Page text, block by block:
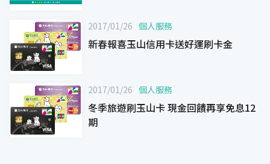
2017/01/26 個人服務
新春報喜玉山信用卡送好運刷卡金
2017/01/26 個人服務
冬季旅遊刷玉山卡 現金回饋再享免息12
期